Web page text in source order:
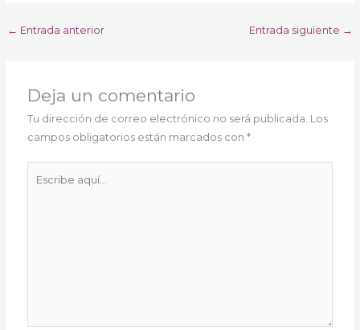
← Entrada anterior Entrada siguiente →
Deja un comentario
Tu dirección de correo electrónico no será publicada. Los
campos obligatorios están marcados con*